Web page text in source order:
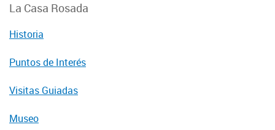
La Casa Rosada
Historia
Puntos de Interés
Visitas Guiadas
Museo